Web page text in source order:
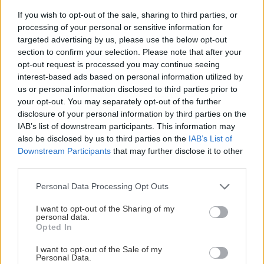
If you wish to opt-out of the sale, sharing to third parties, or
processing of your personal or sensitive information for
targeted advertising by us, please use the below opt-out
section to confirm your selection. Please note that after your
opt-out request is processed you may continue seeing
interest-based ads based on personal information utilized by
us or personal information disclosed to third parties prior to
your opt-out. You may separately opt-out of the further
disclosure of your personal information by third parties on the
IAB’s list of downstream participants. This information may
also be disclosed by us to third parties on the IAB’s List of
Downstream Participants that may further disclose it to other
Please note that this website/app uses one or more Google
not limited to your visit or usage behaviour. You may click to
grant or deny consent to Google and its third-party tags to
use your data for below specified purposes in below Google
consent section.
Personal Data Processing Opt Outs
I want to opt-out of the Sharing of my
personal data.
Opted In
I want to opt-out of the Sale of my
Personal Data.
zmien. Niekedy šindle používame spolu s
asfaltovanými pásmi a tekutými asfaltovými
hmotami, ktoré majú výbornú adhéziu.
Obr.:
Mechanicky upevnený asfaltovaný pás
MONOLIGHT WM pre jednovrstvové systémy. Asfalt
je modifikovaný (upravovaný) látkou SBS. Pred
položením sa podklad penetruje náterom SIPLAST
PRIMER.
Bezpečnostné prvky
Vyrábajú sa s pozinkovaným povrchom, alebo
závislosti na ostatných produktoch. Strešné
systémy majú vlastné špeciálne upevňovacie
prvky pre strešné mostíky a snehové zábrany